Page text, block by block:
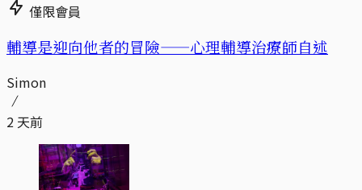
僅限會員
輔導是迎向他者的冒險——心理輔導治療師自述
Simon
2 天前